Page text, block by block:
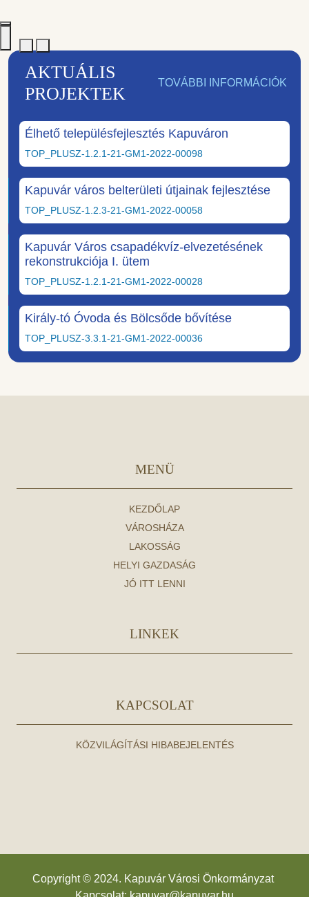
AKTUÁLIS
PROJEKTEK
TOVÁBBI INFORMÁCIÓK
Élhető településfejlesztés Kapuváron
TOP_PLUSZ-1.2.1-21-GM1-2022-00098
Kapuvár város belterületi útjainak fejlesztése
TOP_PLUSZ-1.2.3-21-GM1-2022-00058
Kapuvár Város csapadékvíz-elvezetésének
rekonstrukciója I. ütem
TOP_PLUSZ-1.2.1-21-GM1-2022-00028
Király-tó Óvoda és Bölcsőde bővítése
TOP_PLUSZ-3.3.1-21-GM1-2022-00036
MENÜ
KEZDŐLAP
VÁROSHÁZA
LAKOSSÁG
HELYI GAZDASÁG
JÓ ITT LENNI
LINKEK
KAPCSOLAT
KÖZVILÁGÍTÁSI HIBABEJELENTÉS
Copyright © 2024. Kapuvár Városi Önkormányzat